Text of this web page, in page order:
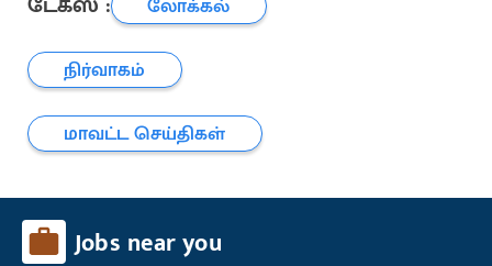
நிர்வாகம்
மாவட்ட செய்திகள்
Jobs near you